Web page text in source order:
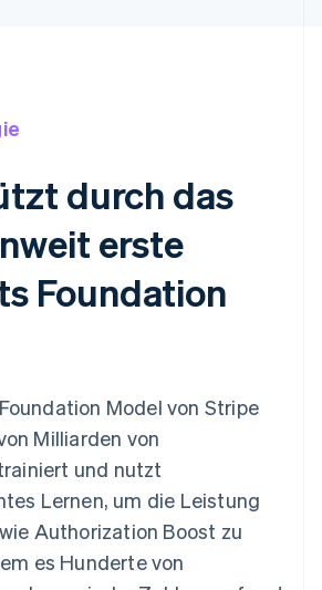
durch das
erste
Foundation
Model von Stripe
Milliarden von
und nutzt
Lernen, um die Leistung
Authorization Boost zu
es Hunderte von